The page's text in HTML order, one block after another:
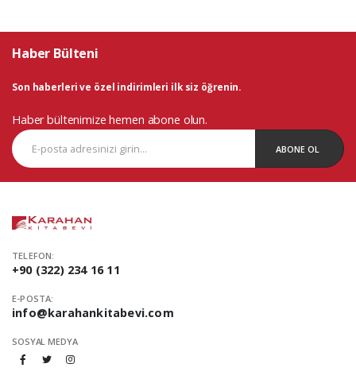
Haber Bülteni
Son haberleri ve özel indirimleri ilk siz öğrenin.
Haber bültenimize hemen abone olun.
ABONE OL
TELEFON:
+90 (322) 234 16 11
E-POSTA:
info@karahankitabevi.com
SOSYAL MEDYA